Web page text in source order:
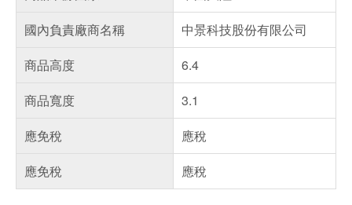
國內負責廠商名稱
中景科技股份有限公司
商品高度
6.4
商品寬度
3.1
應免稅
應稅
應免稅
應稅